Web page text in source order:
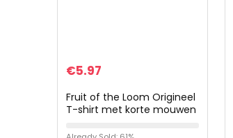
€5.97
Fruit of the Loom Origineel
T-shirt met korte mouwen